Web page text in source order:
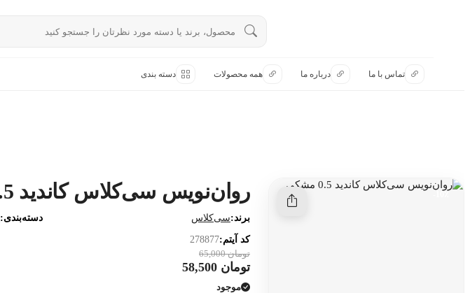
تماس با ما درباره ما همه محصولات دسته بندی
روان‌نویس سی‌کلاس کاندید 0.5 مشکی
برند:سی‌کلاس دسته‌بندی:
کد آیتم:278877
تومان 65,000
تومان 58,500
موجود